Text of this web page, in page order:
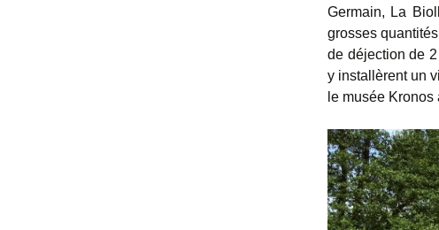
Germain, La
grosses
de déjection de
y installèrent un
le musée Kronos